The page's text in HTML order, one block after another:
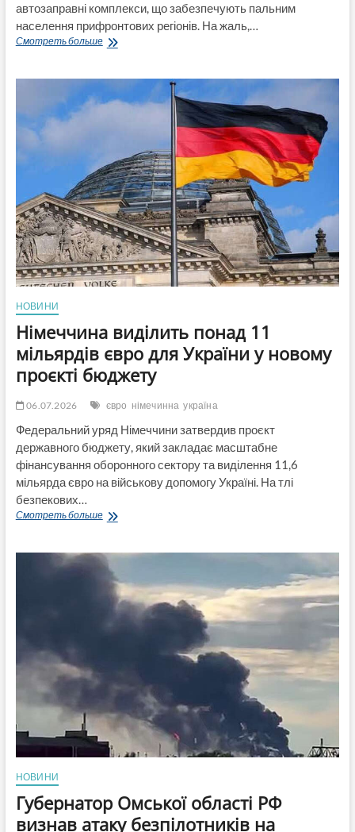
автозаправні комплекси, що забезпечують пальним
населення прифронтових регіонів. На жаль,…
Смотреть большеРосіяни
підряд
атакують
«Укрнафти»
НОВИНИ
Німеччина виділить понад 11
мільярдів євро для України у новому
проєкті бюджету
06.07.2026 євро німечинна україна
Федеральний уряд Німеччини затвердив проєкт
державного бюджету, який закладає масштабне
фінансування оборонного сектору та виділення 11,6
мільярда євро на військову допомогу Україні. На тлі
безпекових…
Смотреть большеНімеччина
11
мільярдів
євро
для
України
НОВИНИ
Губернатор Омської області РФ
визнав атаку безпілотників на